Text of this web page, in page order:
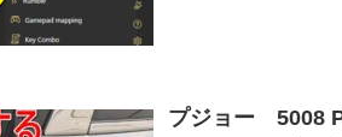
プジョー 5008